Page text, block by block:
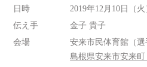
日時
2019年12月10日（
伝え手
金子 貴子
会場
安来市民体育館（選
島根県安来市安来町